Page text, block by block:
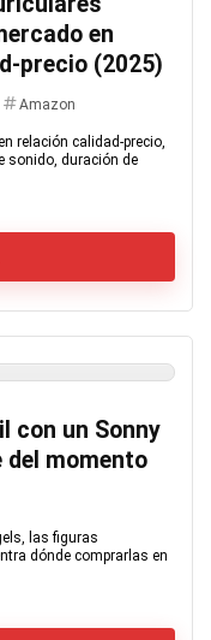
en
precio (2025)
Amazon
relación calidad-precio,
sonido, duración de
con un Sonny
del momento
las figuras
dónde comprarlas en